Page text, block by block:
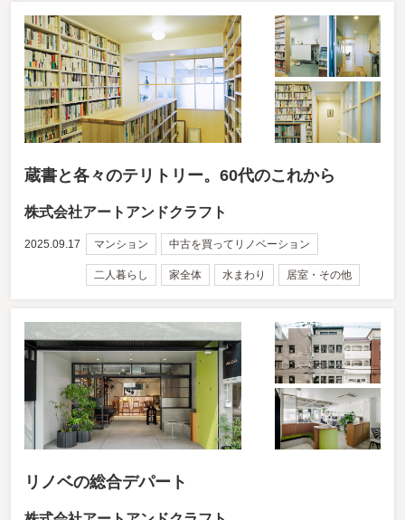
蔵書と各々のテリトリー。60代のこれから
株式会社アートアンドクラフト
2025.09.17 マンション 中古を買ってリノベーション
二人暮らし 家全体 水まわり 居室・その他
リノベの総合デパート